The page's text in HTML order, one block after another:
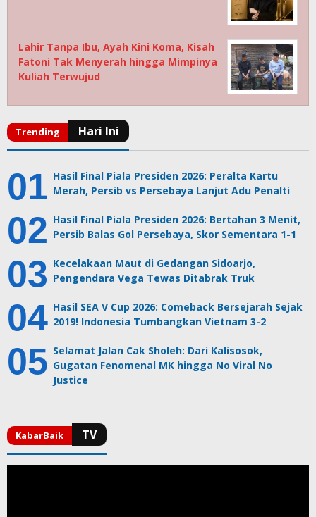
Lahir Tanpa Ibu, Ayah Kini Koma, Kisah
Fatoni Tak Menyerah hingga Mimpinya
Kuliah Terwujud
Hasil Final Piala Presiden 2026: Peralta Kartu
Merah, Persib vs Persebaya Lanjut Adu Penalti
Hasil Final Piala Presiden 2026: Bertahan 3 Menit,
Persib Balas Gol Persebaya, Skor Sementara 1-1
Kecelakaan Maut di Gedangan Sidoarjo,
Pengendara Vega Tewas Ditabrak Truk
Hasil SEA V Cup 2026: Comeback Bersejarah Sejak
2019! Indonesia Tumbangkan Vietnam 3-2
Selamat Jalan Cak Sholeh: Dari Kalisosok,
Gugatan Fenomenal MK hingga No Viral No
Justice